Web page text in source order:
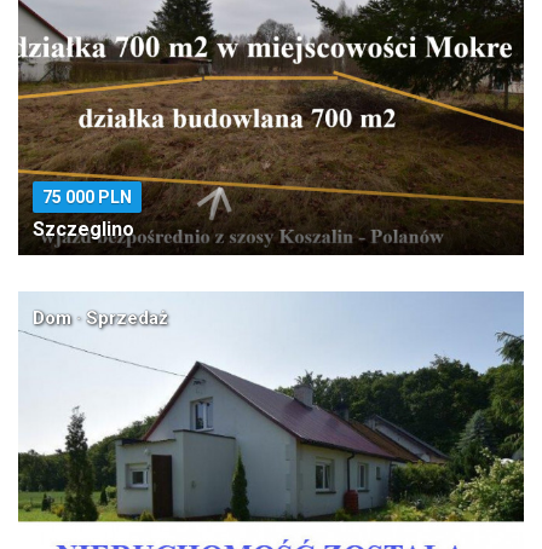
75 000 PLN
Szczeglino
Dom · Sprzedaż